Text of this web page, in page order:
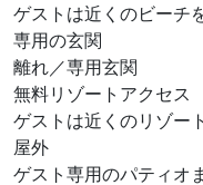
ゲストは近くのビーチ
専用の玄関
離れ／専用玄関
無料リゾートアクセス
ゲストは近くのリゾー
屋外
ゲスト専用のパティオ